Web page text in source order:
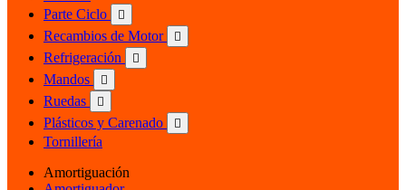
Parte Ciclo

Recambios de Motor 
Refrigeración 
Mandos 
Ruedas 
Plásticos y Carenado 
Tornillería
Amortiguación